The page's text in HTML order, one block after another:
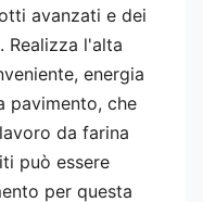
avanzati e dei
Realizza l'alta
energia
pavimento, che
da farina
può essere
per questa